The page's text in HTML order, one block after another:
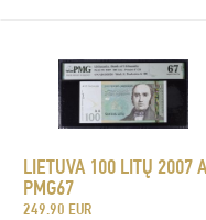
LIETUVA 100 LITŲ 2007
PMG67
249.90 EUR